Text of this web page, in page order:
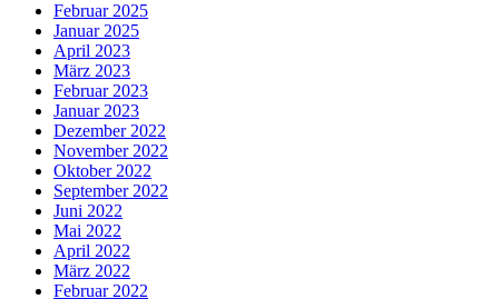
Februar 2025
Januar 2025
April 2023
März 2023
Februar 2023
Januar 2023
Dezember 2022
November 2022
Oktober 2022
September 2022
Juni 2022
Mai 2022
April 2022
März 2022
Februar 2022